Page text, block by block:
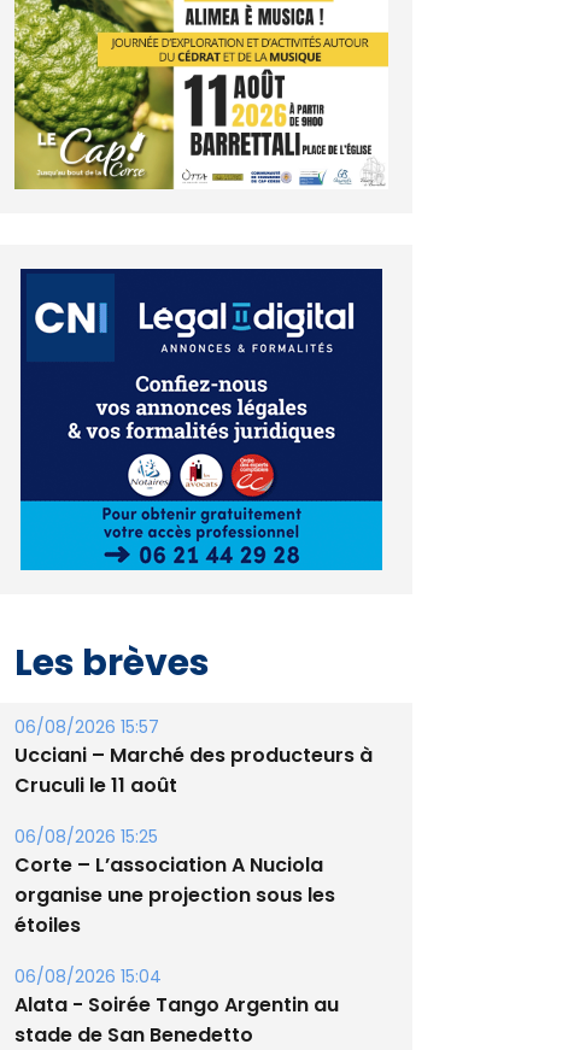
Les brèves
06/08/2026 15:57
Ucciani – Marché des producteurs à
Cruculi le 11 août
06/08/2026 15:25
Corte – L’association A Nuciola
organise une projection sous les
étoiles
06/08/2026 15:04
Alata - Soirée Tango Argentin au
stade de San Benedetto